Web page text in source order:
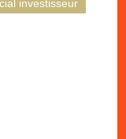
investisseur